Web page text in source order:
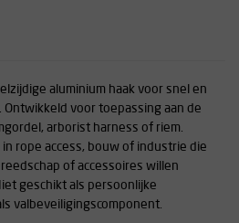
aluminium haak voor snel en
voor toepassing aan de
arborist harness of riem.
rope access, bouw of industrie die
of accessoires willen
geschikt als persoonlijke
valbeveiligingscomponent.